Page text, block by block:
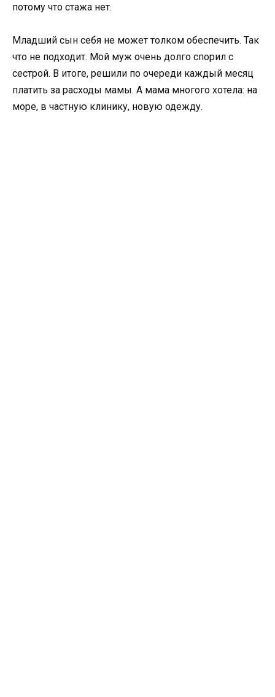
потому что стажа нет.
Младший сын себя не может толком обеспечить. Так
что не подходит. Мой муж очень долго спорил с
сестрой. В итоге, решили по очереди каждый месяц
платить за расходы мамы. А мама многого хотела: на
море, в частную клинику, новую одежду.